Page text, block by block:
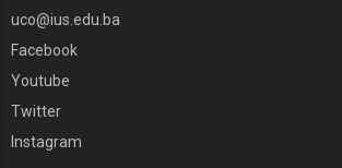
uco@ius.edu.ba
Facebook
Youtube
Twitter
Instagram